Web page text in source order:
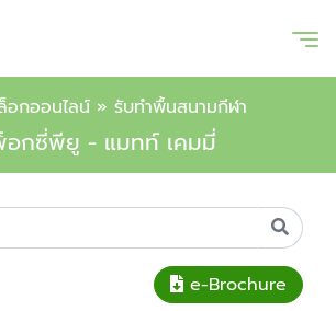
อกออนไลน์ » รับทำพื้นสนามกีฬา
กซี่พียู - แมทท์ เคมมี่
e-Brochure